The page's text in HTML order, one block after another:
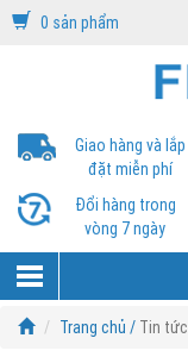
0 sản phẩm
Giao hàng và lắp
đặt miễn phí
Đổi hàng trong
vòng 7 ngày
Trang chủ / Tin tức